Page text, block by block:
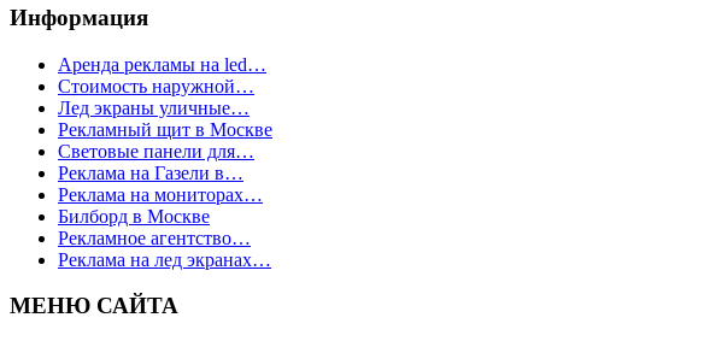
Информация
Аренда рекламы на led…
Стоимость наружной…
Лед экраны уличные…
Рекламный щит в Москве
Световые панели для…
Реклама на Газели в…
Реклама на мониторах…
Билборд в Москве
Рекламное агентство…
Реклама на лед экранах…
МЕНЮ САЙТА